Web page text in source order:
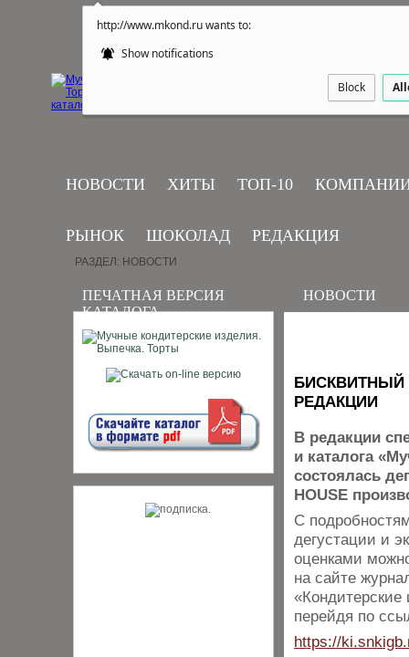
http://www.mkond.ru wants to:
Show notifications
Block
НОВОСТИ ХИТЫ ТОП-10
РЫНОК ШОКОЛАД РЕДАКЦИЯ
ПЕЧАТНАЯ ВЕРСИЯ
КАТАЛОГА
РАЗДЕЛ: НОВОСТИ
НОВОСТИ
БИСКВИТНЫЙ
РЕДАКЦИИ
В редакции
и каталога
состоялась
HOUSE
С
дегустации и
оценками
на сайте
«Кондитерские
перейдя по
https://